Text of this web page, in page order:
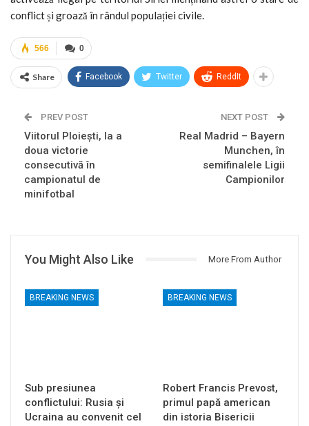
conflict și groază în rândul populației civile.
0
566
Share Facebook Twitter ReddIt
PREV POST
Viitorul Ploiești, la a
doua victorie
consecutivă în
campionatul de
minifotbal
NEXT POST
Real Madrid – Bayern
Munchen, în
semifinalele Ligii
Campionilor
You Might Also Like More From Author
BREAKING NEWS
Sub presiunea
conflictului: Rusia și
Ucraina au convenit cel
BREAKING NEWS
Robert Francis Prevost,
primul papă american
din istoria Bisericii